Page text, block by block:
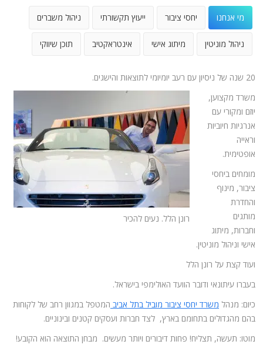
מי אנחנו יחסי ציבור ייעוץ תקשורתי ניהול משברים
ניהול מוניטין מיתוג אישי אינטראקטיב תוכן שיווקי
20 שנה של ניסיון עם רעב יומיומי לתוצאות והישגים.
רונן הלל. נעים להכיר
משרד מקצוען,
יוזם ומקורי עם
אנרגיות חיוביות
וראייה
אופטימית.
מומחים ביחסי
ציבור, מינוף
והחדרת
מותגים
וחברות, מיתוג
אישי וניהול מוניטין.
ועוד קצת על רונן הלל
בעברו עיתונאי ודובר הוועד האולימפי בישראל.
כיום: מנהל משרד יחסי ציבור מוביל בתל אביב המטפל במגוון רחב של לקוחות
בהם מהגדולים בתחומם בארץ, לצד חברות ועסקים קטנים ובינוניים.
מוטו: תעשה, תצליח! פחות דיבורים ויותר מעשים. מבחן התוצאה הוא הקובע!